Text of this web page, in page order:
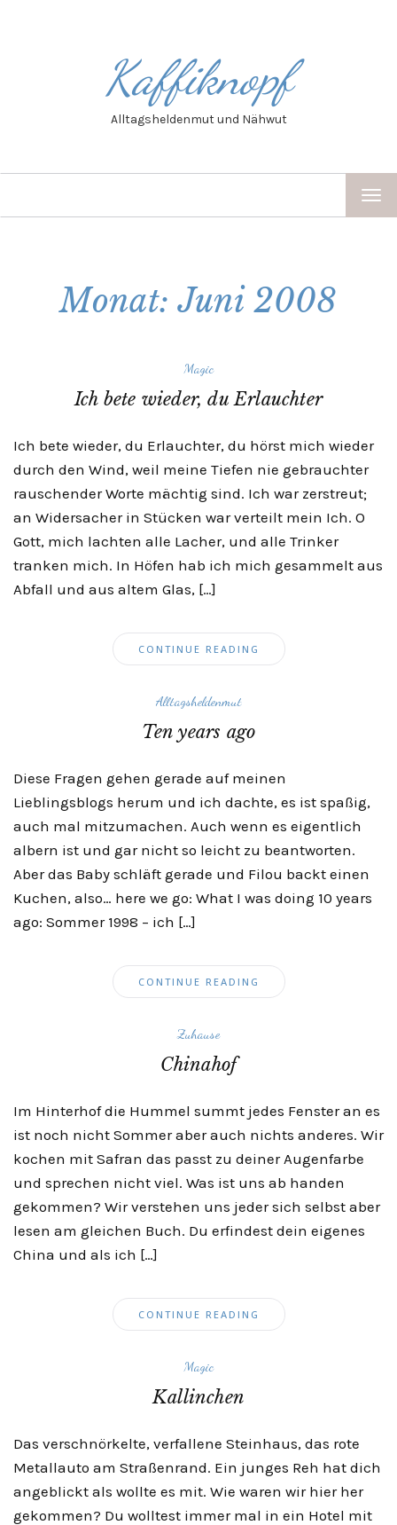
Kaffiknopf
Alltagsheldenmut und Nähwut
Monat: Juni 2008
Magic
Ich bete wieder, du Erlauchter
Ich bete wieder, du Erlauchter, du hörst mich wieder
durch den Wind, weil meine Tiefen nie gebrauchter
rauschender Worte mächtig sind. Ich war zerstreut;
an Widersacher in Stücken war verteilt mein Ich. O
Gott, mich lachten alle Lacher, und alle Trinker
tranken mich. In Höfen hab ich mich gesammelt aus
Abfall und aus altem Glas, […]
CONTINUE READING
Alltagsheldenmut
Ten years ago
Diese Fragen gehen gerade auf meinen
Lieblingsblogs herum und ich dachte, es ist spaßig,
auch mal mitzumachen. Auch wenn es eigentlich
albern ist und gar nicht so leicht zu beantworten.
Aber das Baby schläft gerade und Filou backt einen
Kuchen, also… here we go: What I was doing 10 years
ago: Sommer 1998 – ich […]
CONTINUE READING
Zuhause
Chinahof
Im Hinterhof die Hummel summt jedes Fenster an es
ist noch nicht Sommer aber auch nichts anderes. Wir
kochen mit Safran das passt zu deiner Augenfarbe
und sprechen nicht viel. Was ist uns ab handen
gekommen? Wir verstehen uns jeder sich selbst aber
lesen am gleichen Buch. Du erfindest dein eigenes
China und als ich […]
CONTINUE READING
Magic
Kallinchen
Das verschnörkelte, verfallene Steinhaus, das rote
Metallauto am Straßenrand. Ein junges Reh hat dich
angeblickt als wollte es mit. Wie waren wir hier her
gekommen? Du wolltest immer mal in ein Hotel mit